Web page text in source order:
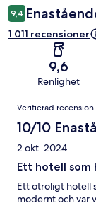
9,4
1 011 recensioner
9,6
Renlighet
Recensioner
Verifierad recension
10/10
2 okt. 2024
Ett hotell som
Ett otroligt hotell
modernt och var